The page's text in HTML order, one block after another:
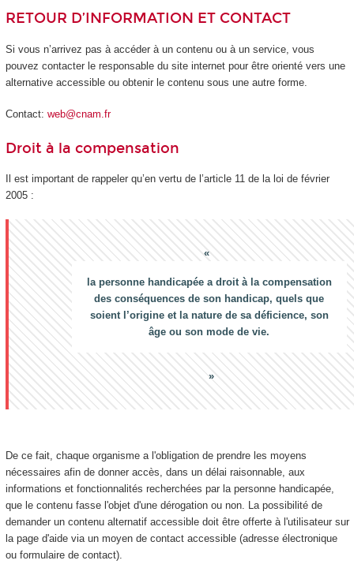
RETOUR D’INFORMATION ET CONTACT
Si vous n’arrivez pas à accéder à un contenu ou à un service, vous
pouvez contacter le responsable du site internet pour être orienté vers une
alternative accessible ou obtenir le contenu sous une autre forme.
Contact: web@cnam.fr
Droit à la compensation
Il est important de rappeler qu’en vertu de l’article 11 de la loi de février
2005 :
la personne handicapée a droit à la compensation
des conséquences de son handicap, quels que
soient l’origine et la nature de sa déficience, son
âge ou son mode de vie.
De ce fait, chaque organisme a l'obligation de prendre les moyens
nécessaires afin de donner accès, dans un délai raisonnable, aux
informations et fonctionnalités recherchées par la personne handicapée,
que le contenu fasse l'objet d'une dérogation ou non. La possibilité de
demander un contenu alternatif accessible doit être offerte à l'utilisateur sur
la page d'aide via un moyen de contact accessible (adresse électronique
ou formulaire de contact).